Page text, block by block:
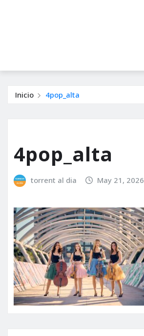
Inicio 4pop_alta
4pop_alta
torrent al dia May 21, 2026